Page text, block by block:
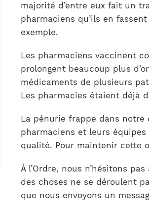
majorité d’entre eux fait un
pharmaciens qu’ils en
exemple.
Les pharmaciens vaccinent
prolongent beaucoup plus
médicaments de plusieurs
Les pharmacies étaient déjà
La pénurie frappe dans notre
pharmaciens et leurs
qualité. Pour maintenir cette
À l’Ordre, nous n’hésitons
des choses ne se déroulent
que nous envoyons un